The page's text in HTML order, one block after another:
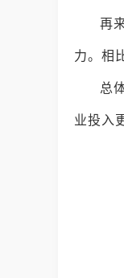
再
力。相
总
业投入